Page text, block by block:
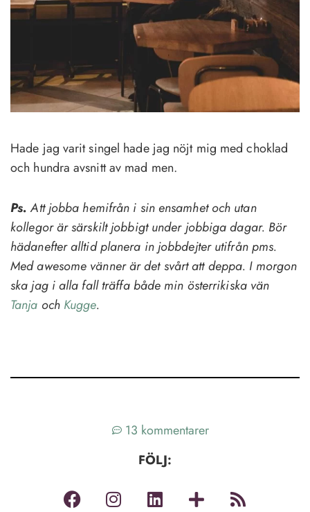
Hade jag varit singel hade jag nöjt mig med choklad
och hundra avsnitt av mad men.
Ps.Att jobba hemifrån i sin ensamhet och utan
kollegor är särskilt jobbigt under jobbiga dagar. Bör
hädanefter alltid planera in jobbdejter utifrån pms.
Med awesome vänner är det svårt att deppa. I morgon
ska jag i alla fall träffa både min österrikiska vän
Tanja och Kugge.
13 kommentarer
FÖLJ: